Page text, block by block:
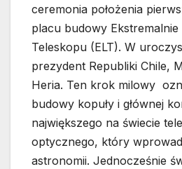
ceremonia położenia
placu budowy Ekstremalnie
Teleskopu (ELT). W
prezydent Republiki Chile,
Heria. Ten krok milowy
budowy kopuły i głównej
największego na świecie
optycznego, który
astronomii. Jednocześnie